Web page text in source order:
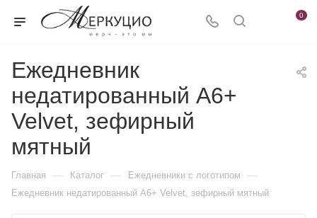
0
Ежедневник
недатированный А6+
Velvet, зефирный
мятный
Главная — Каталог — Ежедневники c логотипом —
Ежедневник недатированный А6+ Velvet, зефирный мятный